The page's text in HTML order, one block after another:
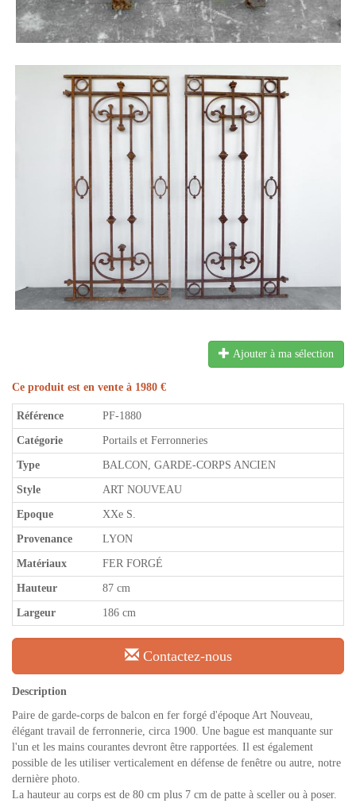
Ajouter à ma sélection
Ce produit est en vente à 1980 €
Référence PF-1880
Catégorie Portails et Ferronneries
Type BALCON, GARDE-CORPS ANCIEN
Style ART NOUVEAU
Epoque XXe S.
Provenance LYON
Matériaux FER FORGÉ
Hauteur 87 cm
Largeur 186 cm
Contactez-nous
Description
Paire de garde-corps de balcon en fer forgé d'époque Art Nouveau,
élégant travail de ferronnerie, circa 1900. Une bague est manquante sur
l'un et les mains courantes devront être rapportées. Il est également
possible de les utiliser verticalement en défense de fenêtre ou autre, notre
dernière photo.
La hauteur au corps est de 80 cm plus 7 cm de patte à sceller ou à poser.